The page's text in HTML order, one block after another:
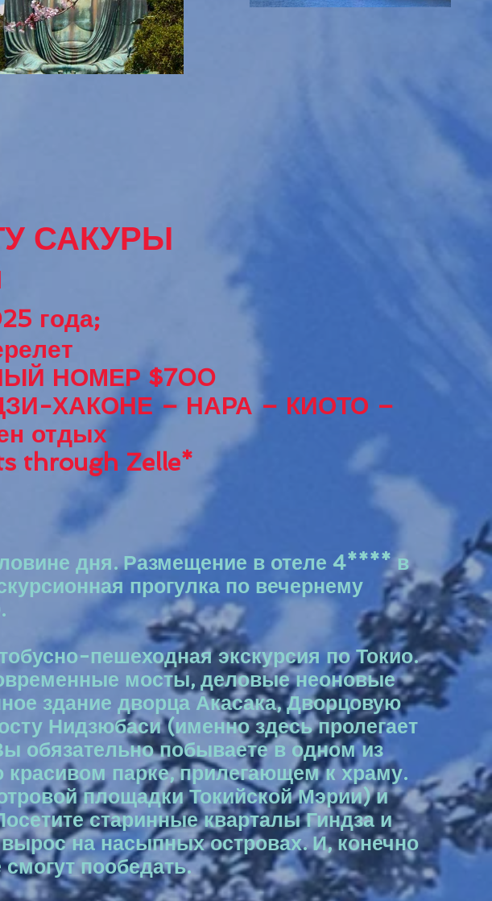
САКУРЫ
25 года;
релет
НОМЕР $700
ХАКОНЕ – НАРА – КИОТО –
отдых
through Zelle*
дня. Размещение в отеле 4**** в
прогулка по вечернему
пешеходная экскурсия по Токио.
мосты, деловые неоновые
здание дворца Акасака, Дворцовую
Нидзюбаси (именно здесь пролегает
обязательно побываете в одном из
парке, прилегающем к храму.
площадки Токийской Мэрии) и
старинные кварталы Гиндза и
на насыпных островах. И, конечно
пообедать.